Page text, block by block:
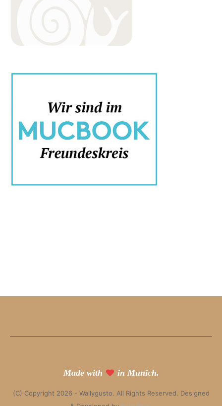
Made with in Munich.
(C) Copyright 2026 - Wallygusto. All Rights Reserved. Designed